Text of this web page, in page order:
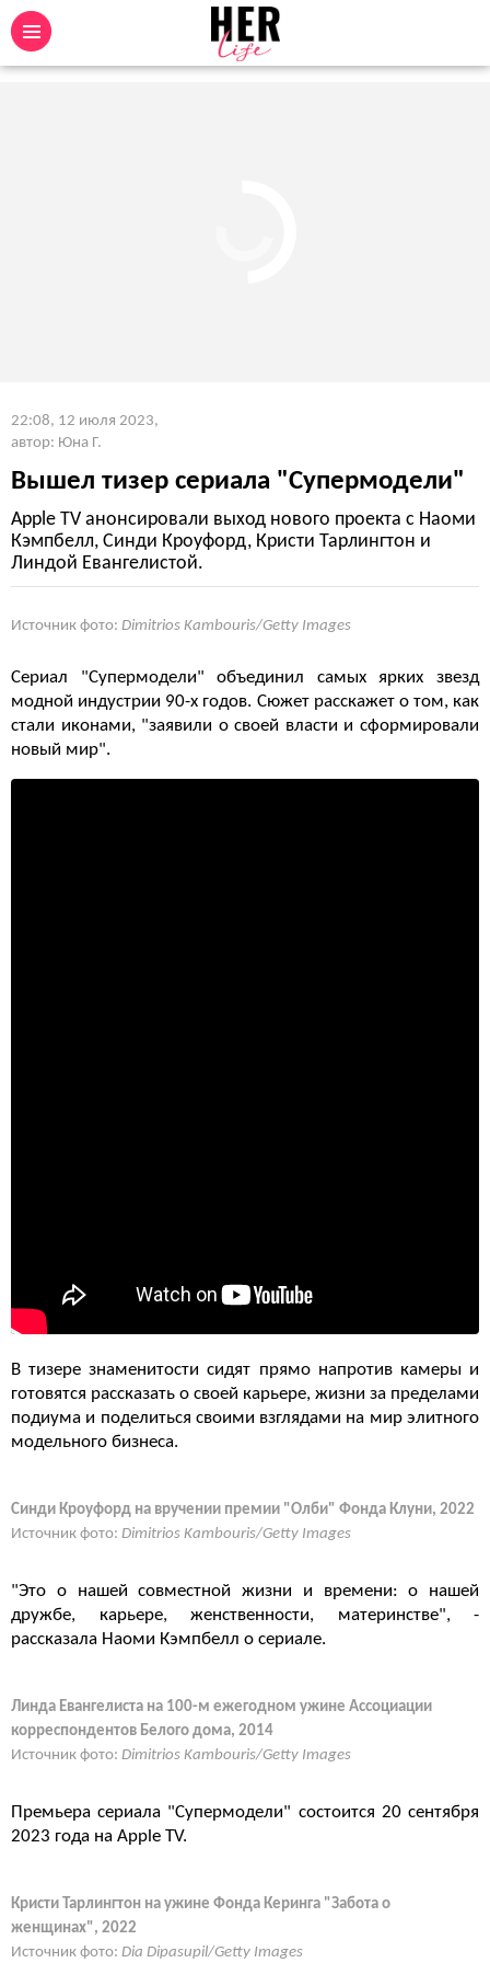
22:08, 12 июля 2023,
автор: Юна Г.
Вышел тизер сериала "Супермодели"
Apple TV анонсировали выход нового проекта с Наоми
Кэмпбелл, Синди Кроуфорд, Кристи Тарлингтон и
Линдой Евангелистой.
Источник фото: Dimitrios Kambouris/Getty Images
Сериал "Супермодели" объединил самых ярких звезд
модной индустрии 90-х годов. Сюжет расскажет о том, как
стали иконами, "заявили о своей власти и сформировали
новый мир".
В тизере знаменитости сидят прямо напротив камеры и
готовятся рассказать о своей карьере, жизни за пределами
подиума и поделиться своими взглядами на мир элитного
модельного бизнеса.
Синди Кроуфорд на вручении премии "Олби" Фонда Клуни, 2022
Источник фото: Dimitrios Kambouris/Getty Images
"Это о нашей совместной жизни и времени: о нашей
дружбе, карьере, женственности, материнстве", -
рассказала Наоми Кэмпбелл о сериале.
Линда Евангелиста на 100-м ежегодном ужине Ассоциации
корреспондентов Белого дома, 2014
Источник фото: Dimitrios Kambouris/Getty Images
Премьера сериала "Супермодели" состоится 20 сентября
2023 года на Apple TV.
Кристи Тарлингтон на ужине Фонда Керинга "Забота о
женщинах", 2022
Источник фото: Dia Dipasupil/Getty Images